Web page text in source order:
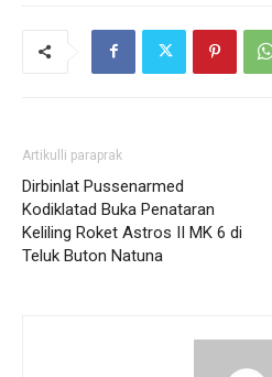
Artikulli paraprak
Dirbinlat Pussenarmed
Kodiklatad Buka Penataran
Keliling Roket Astros II MK 6 di
Teluk Buton Natuna